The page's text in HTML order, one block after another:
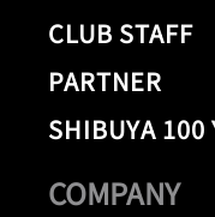
CLUB STAFF
PARTNER
SHIBUYA 100
COMPANY